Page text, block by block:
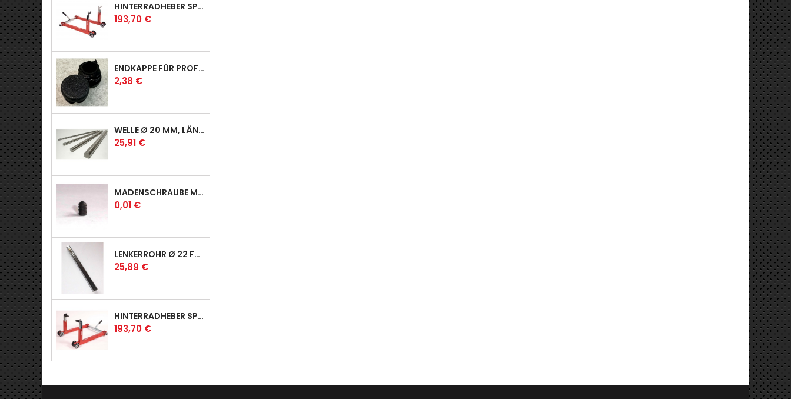
HINTERRADHEBER SPORT MIT KLAUEN-AUFNAHMEN
Preis
193,70 €
ENDKAPPE FÜR PROFI & RACER
Preis
2,38 €
WELLE Ø 20 MM, LÄNGE 390 MM
Preis
25,91 €
MADENSCHRAUBE MIT SPITZE
Preis
0,01 €
LENKERROHR Ø 22 FÜR PROFI & RACER
Preis
25,89 €
HINTERRADHEBER SPORT MIT UNIVERSAL-AUFNAHMEN
Preis
193,70 €